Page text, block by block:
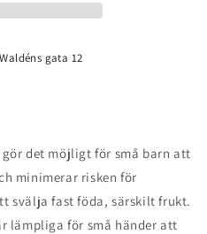
gata 12
gör det möjligt för små barn att
minimerar risken för
svälja fast föda, särskilt frukt.
lämpliga för små händer att